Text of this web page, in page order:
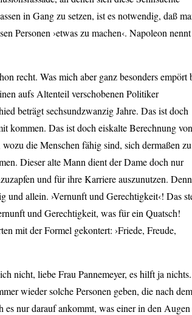
in Gang zu setzen, ist es notwendig, daß
Personen ›etwas zu machen‹. Napoleon nennt
recht. Was mich aber ganz besonders empört
aufs Altenteil verschobenen Politiker
beträgt sechsundzwanzig Jahre. Das ist doch
kommen. Das ist doch eiskalte Berechnung von
die Menschen fähig sind, sich dermaßen zu
Dieser alte Mann dient der Dame doch nur
und für ihre Karriere auszunutzen. Denn
und allein. ›Vernunft und Gerechtigkeit‹! Das
und Gerechtigkeit, was für ein Quatsch!
mit der Formel gekontert: ›Friede, Freude,
nicht, liebe Frau Pannemeyer, es hilft ja nichts.
wieder solche Personen geben, die nach dem
es nur darauf ankommt, was einer in den Augen